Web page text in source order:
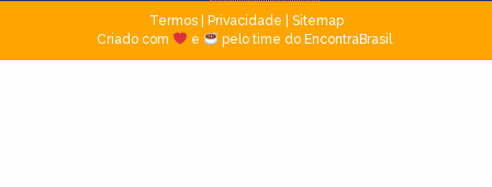
Termos| Privacidade
Sitemap
Criado com
e pelo time do EncontraBrasil